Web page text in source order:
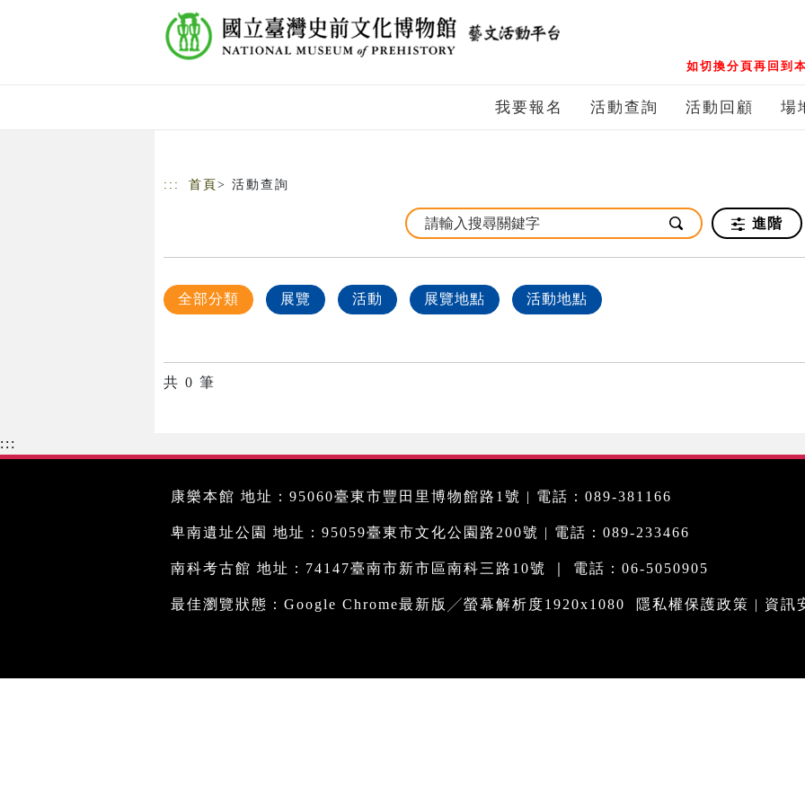
如切換分頁再回到
我要報名 活動查詢 活動回顧 場
::: 首頁 > 活動查詢
進階
全部分類 展覽 活動 展覽地點 活動地點
共 0 筆
:::
康樂本館 地址：95060臺東市豐田里博物館路1號 | 電話：089-381166
卑南遺址公園 地址：95059臺東市文化公園路200號 | 電話：089-233466
南科考古館 地址：74147臺南市新市區南科三路10號 ｜ 電話：06-5050905
最佳瀏覽狀態：Google Chrome最新版╱螢幕解析度1920x1080 隱私權保護政策 | 資訊